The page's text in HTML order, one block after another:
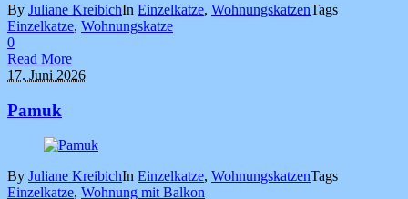
By Juliane KreibichIn Einzelkatze, WohnungskatzenTags
Einzelkatze, Wohnungskatze
0
Read More
17. Juni 2026
Pamuk
By Juliane KreibichIn Einzelkatze, WohnungskatzenTags
Einzelkatze, Wohnung mit Balkon